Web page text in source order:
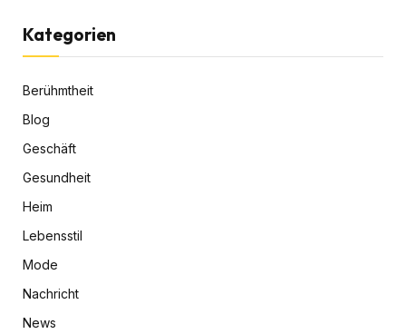
Kategorien
Berühmtheit
Blog
Geschäft
Gesundheit
Heim
Lebensstil
Mode
Nachricht
News